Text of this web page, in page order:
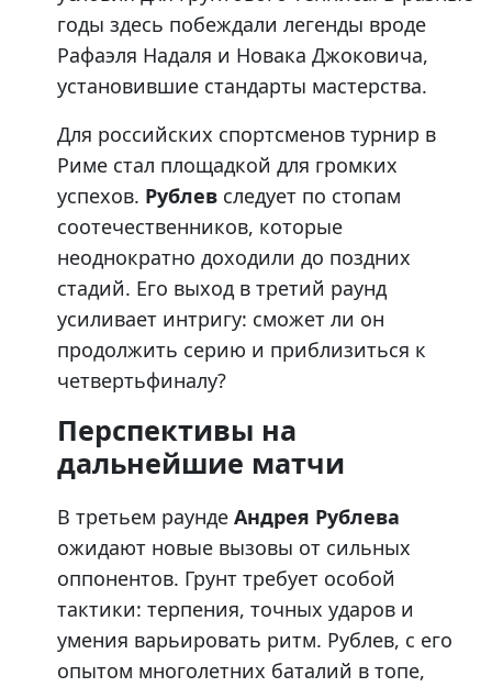
годы здесь побеждали легенды вроде
Рафаэля Надаля и Новака Джоковича,
установившие стандарты мастерства.
Для российских спортсменов турнир в
Риме стал площадкой для громких
успехов. Рублев следует по стопам
соотечественников, которые
неоднократно доходили до поздних
стадий. Его выход в третий раунд
усиливает интригу: сможет ли он
продолжить серию и приблизиться к
четвертьфиналу?
Перспективы на
дальнейшие матчи
В третьем раунде Андрея Рублева
ожидают новые вызовы от сильных
оппонентов. Грунт требует особой
тактики: терпения, точных ударов и
умения варьировать ритм. Рублев, с его
опытом многолетних баталий в топе,